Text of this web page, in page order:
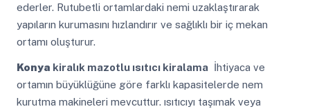
ederler. Rutubetli ortamlardaki nemi uzaklaştırarak
yapıların kurumasını hızlandırır ve sağlıklı bir iç mekan
ortamı oluşturur.
Konya kiralık mazotlu ısıtıcı kiralamaİhtiyaca ve
ortamın büyüklüğüne göre farklı kapasitelerde nem
kurutma makineleri mevcuttur. ısıtıcıyı taşımak veya